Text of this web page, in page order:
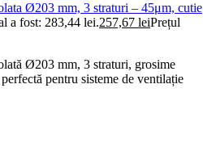
Ø203 mm, 3 straturi – 45μm, cutie
a fost: 283,44 lei.257,67 leiPrețul
Ø203 mm, 3 straturi, grosime
pentru sisteme de ventilație